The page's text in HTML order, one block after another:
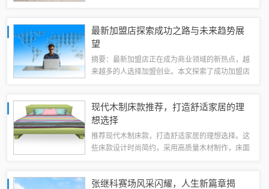
发激烈，展现出其无与伦比的实力和决心。读...
最新加盟店探索成功之路与未来趋势展
望
摘要：最新加盟店正在成为商业领域的新热点，越
来越多的人选择加盟创业。本文探索了成功加盟店
要性。通过加盟，创业者可以借鉴成功经验，降...
现代木制床款推荐，打造舒适家居的理
想选择
推荐现代木制床款，打造舒适家居的理想选择。这
些床款设计时尚简约，采用高质量木材制作，床面
环境，这些床款都能完美融入其中，增添家居...
张继科赛场风采闪耀，人生新篇章揭